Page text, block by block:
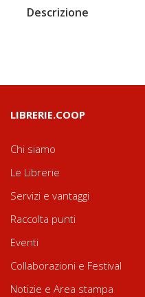
Descrizione
LIBRERIE.COOP
Chi siamo
Le Librerie
Servizi e vantaggi
Raccolta punti
Eventi
Collaborazioni e Festival
Notizie e Area stampa